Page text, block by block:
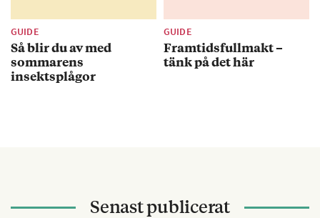
GUIDE
Så blir du av med
sommarens
insektsplågor
GUIDE
Framtidsfullmakt –
tänk på det här
Senast publicerat